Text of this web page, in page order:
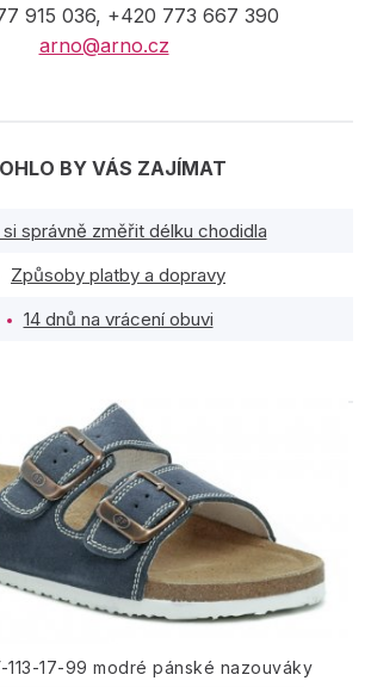
915 036, +420 773 667 390
arno@arno.cz
BY VÁS ZAJÍMAT
správně změřit délku chodidla
Způsoby platby a dopravy
14 dnů na vrácení obuvi
PRODUKTY
113-17-99 modré pánské nazouváky